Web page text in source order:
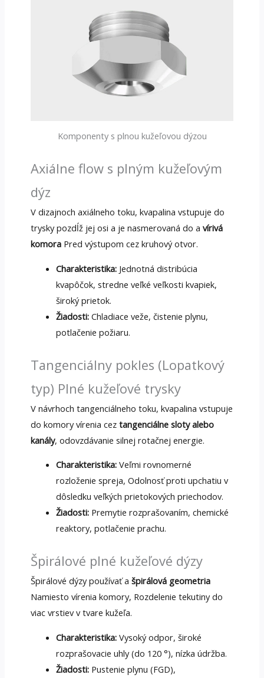
Komponenty s plnou kužeľovou dýzou
Axiálne flow s plným kužeľovým
dýz
V dizajnoch axiálneho toku, kvapalina vstupuje do
trysky pozdĺž jej osi a je nasmerovaná do a vírivá
komoraPred výstupom cez kruhový otvor.
Charakteristika: Jednotná distribúcia
kvapôčok, stredne veľké veľkosti kvapiek,
široký prietok.
Žiadosti: Chladiace veže, čistenie plynu,
potlačenie požiaru.
Tangenciálny pokles (Lopatkový
typ) Plné kužeľové trysky
V návrhoch tangenciálneho toku, kvapalina vstupuje
do komory vírenia cez tangenciálne sloty alebo
kanály, odovzdávanie silnej rotačnej energie.
Charakteristika: Veľmi rovnomerné
rozloženie spreja, Odolnosť proti upchatiu v
dôsledku veľkých prietokových priechodov.
Žiadosti: Premytie rozprašovaním, chemické
reaktory, potlačenie prachu.
Špirálové plné kužeľové dýzy
Špirálové dýzy používať a špirálová geometria
Namiesto vírenia komory, Rozdelenie tekutiny do
viac vrstiev v tvare kužeľa.
Charakteristika: Vysoký odpor, široké
rozprašovacie uhly (do 120 °), nízka údržba.
Žiadosti: Pustenie plynu (FGD),